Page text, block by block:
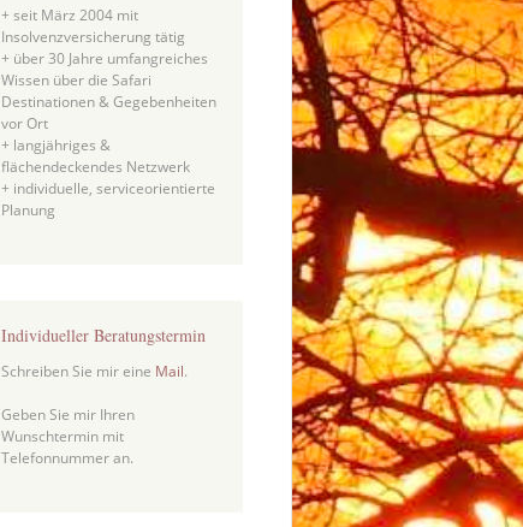
+ seit März 2004 mit
Insolvenzversicherung tätig
+ über 30 Jahre umfangreiches
Wissen über die Safari
Destinationen & Gegebenheiten
vor Ort
+ langjähriges &
flächendeckendes Netzwerk
+ individuelle, serviceorientierte
Planung
Individueller Beratungstermin
Schreiben Sie mir eine Mail.
Geben Sie mir Ihren
Wunschtermin mit
Telefonnummer an.